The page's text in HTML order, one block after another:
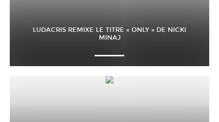
LUDACRIS REMIXE LE TITRE « ONLY » DE NICKI
MINAJ